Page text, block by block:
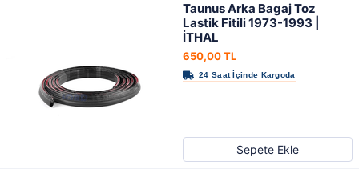
Taunus Arka Bagaj Toz
Lastik Fitili 1973-1993 |
İTHAL
650,00 TL
Sepete Ekle